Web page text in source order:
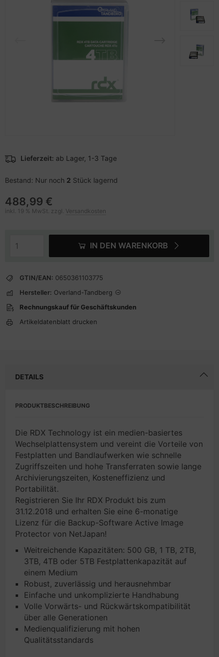
Lieferzeit: ab Lager, 1-3 Tage
Bestand: Nur noch 2 Stück lagernd
488,99 €
inkl. 19 % MwSt. zzgl. Versandkosten
IN DEN WARENKORB
GTIN/EAN: 0650361103775
Hersteller: Overland-Tandberg
Rechnungskauf für Geschäftskunden
Artikeldatenblatt drucken
DETAILS
PRODUKTBESCHREIBUNG
Die RDX Technology ist ein medien-basiertes
Wechselplattensystem und vereint die Vorteile von
Festplatten und Bandlaufwerken wie schnelle
Zugriffszeiten und hohe Transferraten sowie lange
Archivierungszeiten, Kosteneffizienz und
Portabilität.
Registrieren Sie Ihr RDX Produkt bis zum
31.12.2018 und erhalten Sie eine 6-monatige
Lizenz für die Backup-Software Active Image
Protector von NetJapan!
Weitreichende Kapazitäten: 500 GB, 1 TB, 2TB,
3TB, 4TB oder 5TB Festplattenkapazität auf
einem Medium
Robust, zuverlässig und herausnehmbar
Einfache und unkomplizierte Handhabung
Volle Vorwärts- und Rückwärtskompatibilität
über alle Generationen
Medienqualifizierung mit hohen
Qualitätsstandards
und Navigation
CD/DVD/BluRay
Netzwerkgeräte
Folien, Etiketten
Tinten Minen